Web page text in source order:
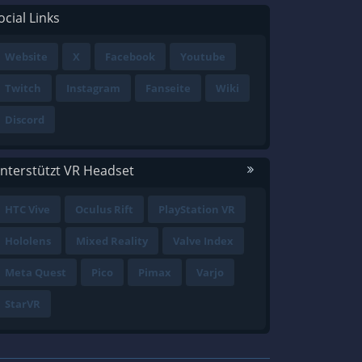
Links
Website X Facebook Youtube
Twitch Instagram Fanseite Wiki
Discord
VR Headset
HTC Vive Oculus Rift PlayStation VR
Hololens Mixed Reality Valve Index
Meta Quest Pico Pimax Varjo
StarVR